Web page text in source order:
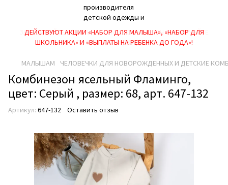
ДЕЙСТВУЮТ АКЦИИ «НАБОР ДЛЯ МАЛЫША», «НАБОР ДЛЯ
ШКОЛЬНИКА» И «ВЫПЛАТЫ НА РЕБEНКА ДО ГОДА»!
МАЛЫШАМ ЧЕЛОВЕЧКИ ДЛЯ НОВОРОЖДЕННЫХ И ДЕТСКИЕ
Комбинезон ясельный Фламинго,
цвет: Серый , размер: 68, арт. 647-132
Артикул: 647-132 Оставить отзыв